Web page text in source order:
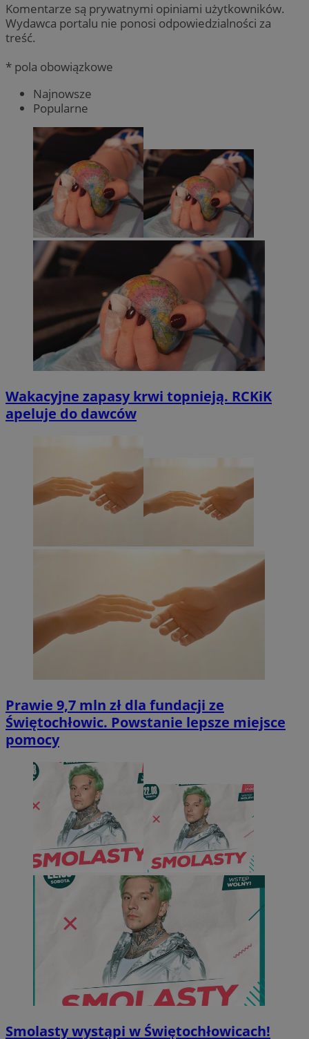
Komentarze są prywatnymi opiniami użytkowników.
Wydawca portalu nie ponosi odpowiedzialności za
treść.
* pola obowiązkowe
Najnowsze
Popularne
Wakacyjne zapasy krwi topnieją. RCKiK
apeluje do dawców
Prawie 9,7 mln zł dla fundacji ze
Świętochłowic. Powstanie lepsze miejsce
pomocy
Smolasty wystąpi w Świętochłowicach!